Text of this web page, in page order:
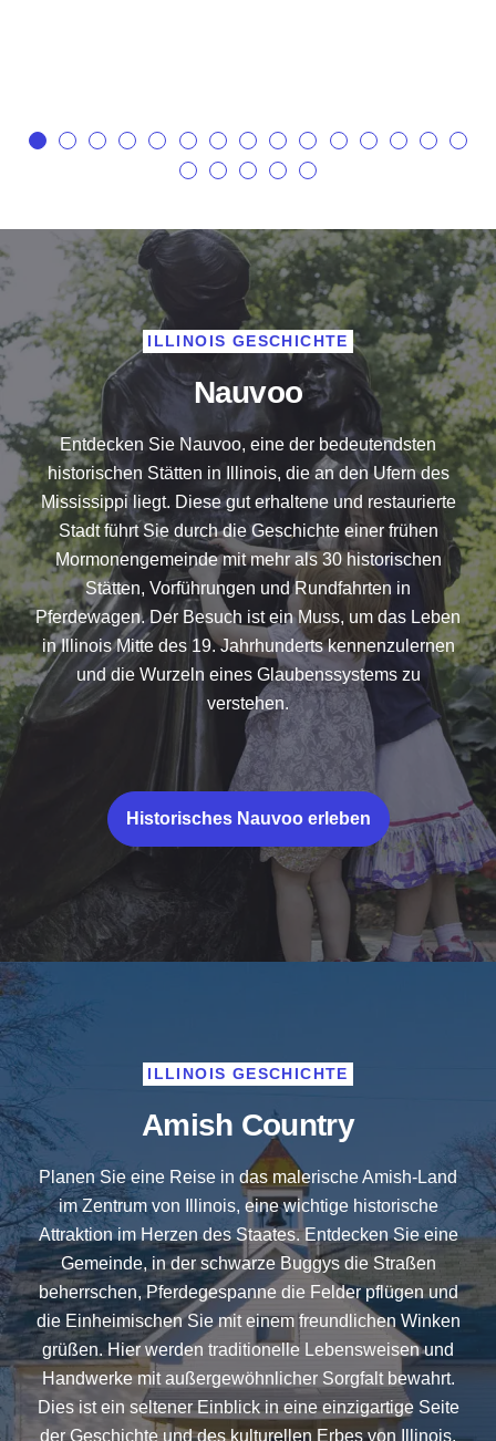
Nauvoo
ILLINOIS GESCHICHTE
Entdecken Sie Nauvoo, eine der bedeutendsten
historischen Stätten in Illinois, die an den Ufern des
Mississippi liegt. Diese gut erhaltene und restaurierte
Stadt führt Sie durch die Geschichte einer frühen
Mormonengemeinde mit mehr als 30 historischen
Stätten, Vorführungen und Rundfahrten in
Pferdewagen. Der Besuch ist ein Muss, um das Leben
in Illinois Mitte des 19. Jahrhunderts kennenzulernen
und die Wurzeln eines Glaubenssystems zu
verstehen.
Historisches Nauvoo erleben
Amish Country
ILLINOIS GESCHICHTE
Planen Sie eine Reise in das malerische Amish-Land
im Zentrum von Illinois, eine wichtige historische
Attraktion im Herzen des Staates. Entdecken Sie eine
Gemeinde, in der schwarze Buggys die Straßen
beherrschen, Pferdegespanne die Felder pflügen und
die Einheimischen Sie mit einem freundlichen Winken
grüßen. Hier werden traditionelle Lebensweisen und
Handwerke mit außergewöhnlicher Sorgfalt bewahrt.
Dies ist ein seltener Einblick in eine einzigartige Seite
der Geschichte und des kulturellen Erbes von Illinois,